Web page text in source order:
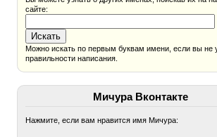
сайте:
Можно искать по первым буквам имени, если вы не
правильности написания.
Мичура Вконтакте
Нажмите, если вам нравится имя Мичура: